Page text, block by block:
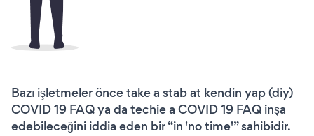
Bazı işletmeler önce take a stab at kendin yap (diy)
COVID 19 FAQ ya da techie a COVID 19 FAQ inşa
edebileceğini iddia eden bir “in 'no time'” sahibidir.